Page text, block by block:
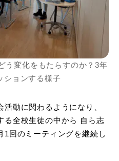
う変化をもたらすのか？3年
ションする様子
動に関わるようになり、
る全校生徒の中から
自ら志
1 回のミーティングを継続し